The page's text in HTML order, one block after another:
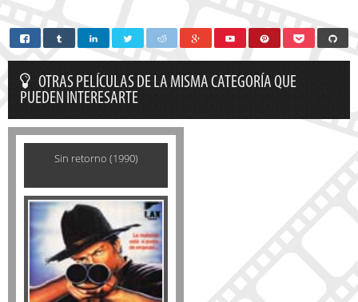
OTRAS PELÍCULAS DE LA MISMA CATEGORÍA QUE
PUEDEN INTERESARTE
Sin retorno (1990)